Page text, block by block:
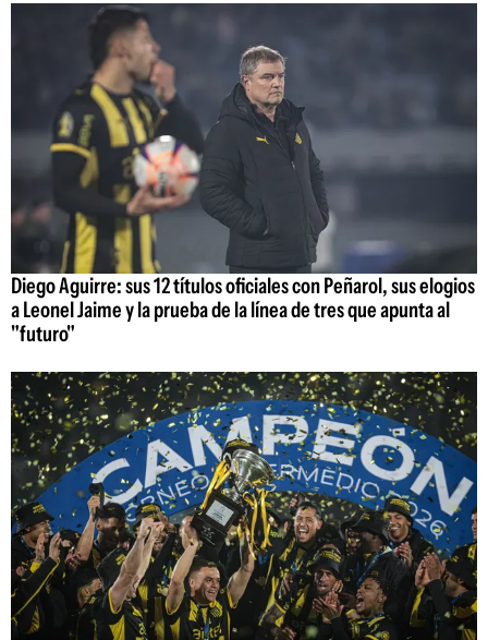
Diego Aguirre: sus 12 títulos oficiales con Peñarol, sus elogios
a Leonel Jaime y la prueba de la línea de tres que apunta al
"futuro"